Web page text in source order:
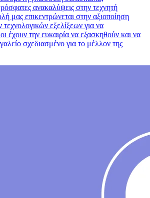
ανακαλύψεις στην τεχνητή
μας επικεντρώνεται στην αξιοποίηση
εξελίξεων για να
έχουν την ευκαιρία να εξασκηθούν και να
σχεδιασμένο για το μέλλον της